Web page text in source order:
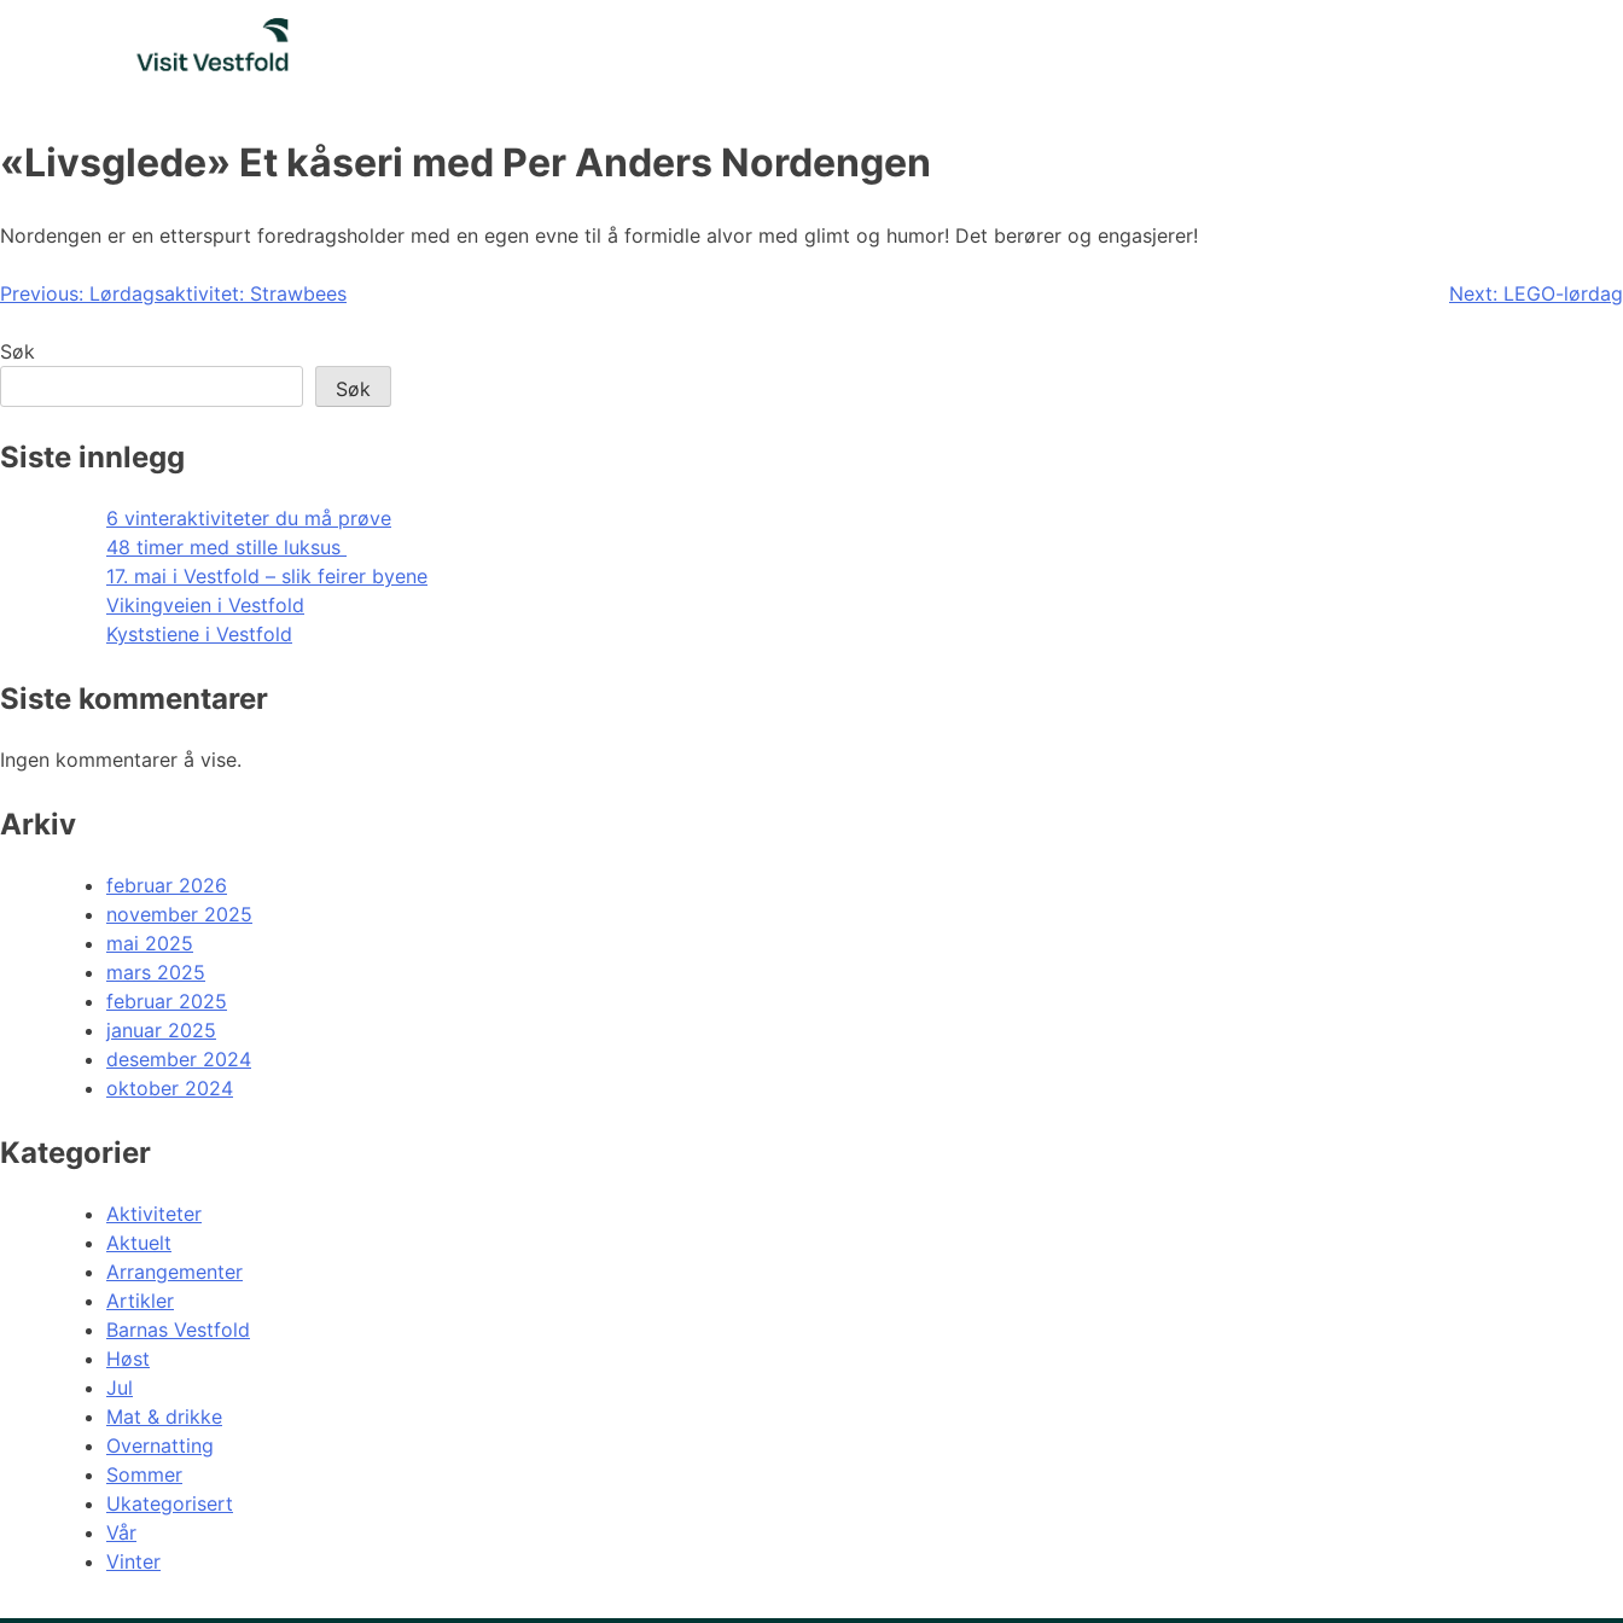
«Livsglede» Et kåseri med Per Anders Nordengen
Nordengen er en etterspurt foredragsholder med en egen evne til å formidle alvor med glimt og humor! Det berører og engasjerer!
Innleggsnavigasjon
Previous: Lørdagsaktivitet: Strawbees Next: LEGO-lørdag
Søk
Søk
Siste innlegg
6 vinteraktiviteter du må prøve
48 timer med stille luksus
17. mai i Vestfold – slik feirer byene
Vikingveien i Vestfold
Kyststiene i Vestfold
Siste kommentarer
Ingen kommentarer å vise.
Arkiv
februar 2026
november 2025
mai 2025
mars 2025
februar 2025
januar 2025
desember 2024
oktober 2024
Kategorier
Aktiviteter
Aktuelt
Arrangementer
Artikler
Barnas Vestfold
Høst
Jul
Mat & drikke
Overnatting
Sommer
Ukategorisert
Vår
Vinter